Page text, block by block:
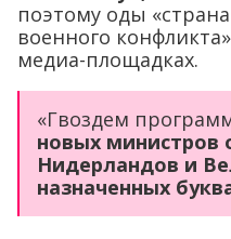
поэтому оды
военного
медиа-площадках.
«Гвоздем
новых министров
Нидерландов и
назначенных